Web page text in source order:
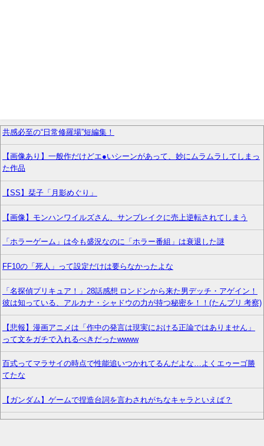
共感必至の“日常修羅場”短編集！
【画像あり】一般作だけどエ●いシーンがあって、妙にムラムラしてしまっ
た作品
【SS】栞子「月影めぐり」
【画像】モンハンワイルズさん、サンブレイクに売上逆転されてしまう
「ホラーゲーム」は今も盛況なのに「ホラー番組」は衰退した謎
FF10の「死人」って設定だけは要らなかったよな
「名探偵プリキュア！」28話感想 ロンドンから来た男デッチ・アゲイン！
彼は知っている、アルカナ・シャドウの力が持つ秘密を！！(たんプリ 考察)
【悲報】漫画アニメは「作中の発言は現実における正論ではありません」
って文をガチで入れるべきだったwwww
百式ってマラサイの時点で性能追いつかれてるんだよな…よくエゥーゴ勝
てたな
【ガンダム】ゲームで捏造台詞を言わされがちなキャラといえば？